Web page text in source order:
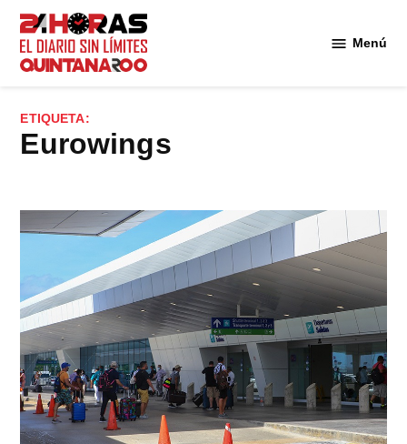
Saltar
contenido
Menú
ETIQUETA:
Eurowings